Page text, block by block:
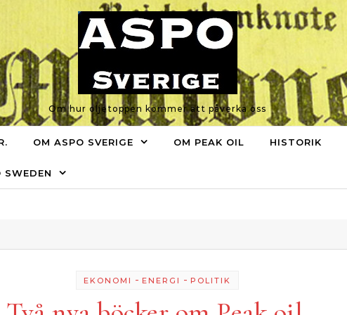
Om hur oljetoppen kommer att påverka oss
OM ASPO SVERIGE OM PEAK OIL HISTORIK
EKONOMI - ENERGI - POLITIK